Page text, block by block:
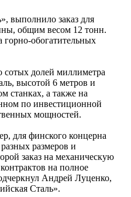
выполнило заказ для
общим весом 12 тонн.
горно-обогатительных
сотых долей миллиметра
высотой 6 метров и
станках, а также на
по инвестиционной
мощностей.
для финского концерна
размеров и
заказ на механическую
на полное
Андрей Луценко,
Сталь».